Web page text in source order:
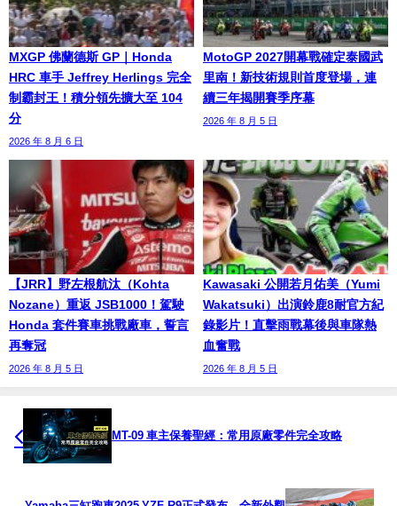
MXGP 佛蘭德斯 GP｜Honda
HRC 車手 Jeffrey Herlings 完全
制霸封王！積分領先擴大至 104
分
2026 年 8 月 6 日
MotoGP 2027開幕戰確定泰國武
里南！新技術規則首度登場，連
續三年揭開賽季序幕
2026 年 8 月 5 日
【JRR】野左根航汰（Kohta
Nozane）重返 JSB1000！駕駛
Honda 套件賽車挑戰廠車，誓言
再奪冠
2026 年 8 月 5 日
Kawasaki 公開若月佑美（Yumi
Wakatsuki）出演鈴鹿8耐官方紀
錄影片！直擊雨戰幕後與車隊熱
血奮戰
2026 年 8 月 5 日
MT-09 車主保養聖經：常用原廠零件完全攻略